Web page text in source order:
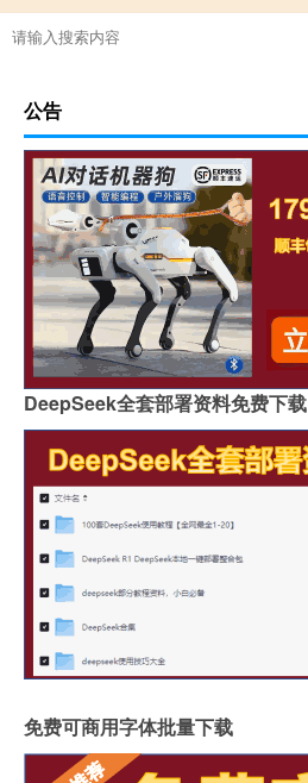
公告
DeepSeek全套部署资料免费下载
免费可商用字体批量下载